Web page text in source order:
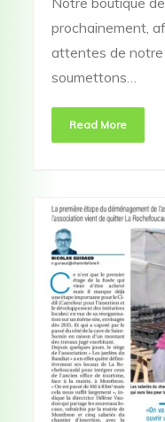
prochainement,
attentes de notre
soumettons…
Read More